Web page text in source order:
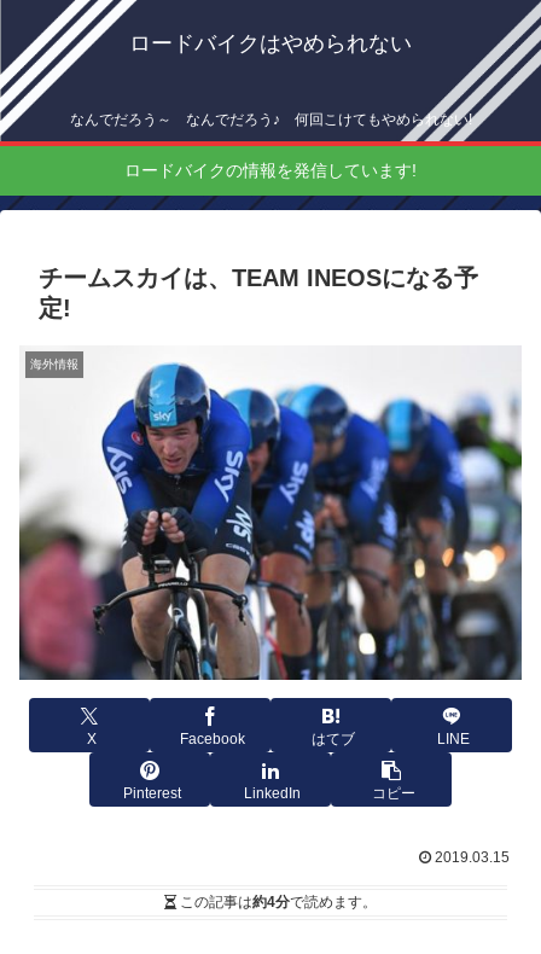
ロードバイクはやめられない
なんでだろう～ なんでだろう♪ 何回こけてもやめられない!
ロードバイクの情報を発信しています!
チームスカイは、TEAM INEOSになる予
定!
海外情報
X Facebook はてブ LINE
Pinterest LinkedIn コピー
2019.03.15
この記事は約4分で読めます。